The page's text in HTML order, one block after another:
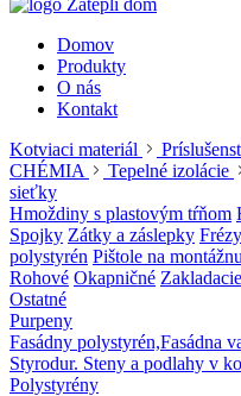
Domov
Produkty
O nás
Kontakt
Kotviaci materiál
CHÉMIA
Tepelné izolácie
sieťky
Hmoždiny s plastovým tŕňom
Spojky Zátky a záslepky Frézy
polystyrén Pištole na
Rohové Okapničné Zakladacie
Ostatné
Purpeny
Fasádny polystyrén,Fasádna
Styrodur. Steny a podlahy v
Polystyrény